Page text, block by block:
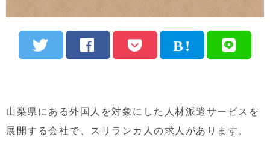
山梨県にある外国人を対象にした人材派遣サービスを
展開する会社で、スリランカ人の求人があります。